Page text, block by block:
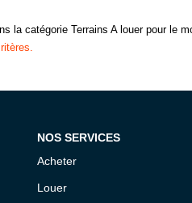
la catégorie Terrains A louer pour le
NOS SERVICES
Acheter
Louer